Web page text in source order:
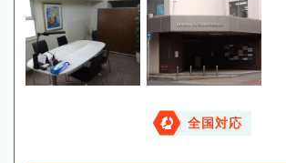
全国対応